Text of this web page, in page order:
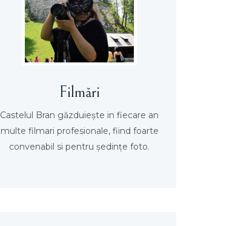
Filmări
Castelul Bran găzduieşte in fiecare an
multe filmari profesionale, fiind foarte
convenabil si pentru şedinţe foto.